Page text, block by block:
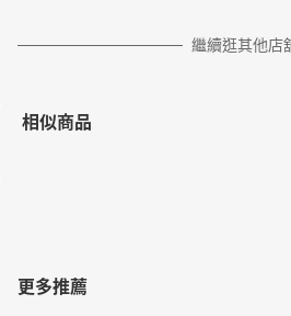
繼續逛其他店
相似商品
更多推薦